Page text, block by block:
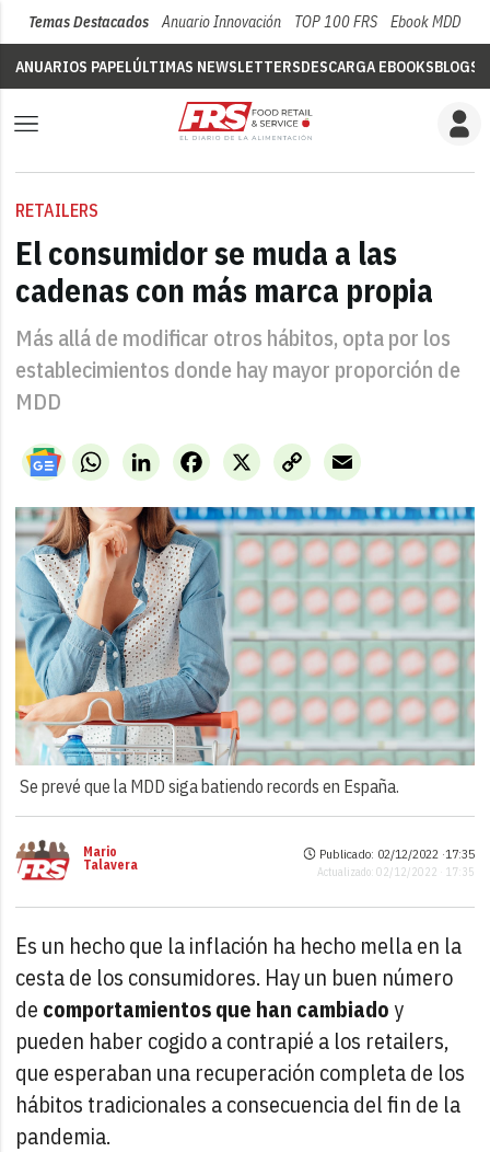
Temas Destacados Anuario Innovación TOP 100 FRS Ebook MDD
ANUARIOS PAPELÚLTIMAS NEWSLETTERSDESCARGA EBOOKSBLOGS
RETAILERS
El consumidor se muda a las
cadenas con más marca propia
Más allá de modificar otros hábitos, opta por los
establecimientos donde hay mayor proporción de
MDD
WhatsAppLinkedIn X
Facebook
Copy
Link
Email
Se prevé que la MDD siga batiendo records en España.
Mario
Talavera
Publicado: 02/12/2022 ·17:35
Actualizado: 02/12/2022 · 17:35
Es un hecho que la inflación ha hecho mella en la
cesta de los consumidores. Hay un buen número
de comportamientos que han cambiadoy
pueden haber cogido a contrapié a los retailers,
que esperaban una recuperación completa de los
hábitos tradicionales a consecuencia del fin de la
pandemia.